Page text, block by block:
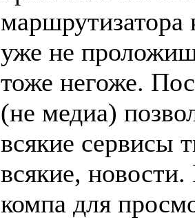
маршрутизатора
уже не
тоже негоже.
(не медиа)
всякие сервисы
всякие,
компа для